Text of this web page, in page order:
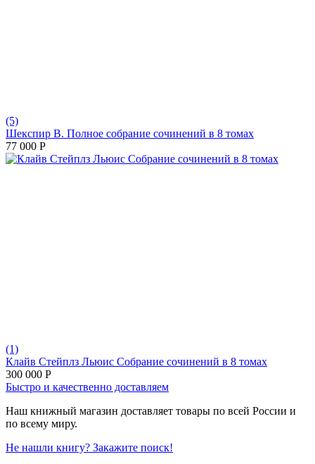
(5)
Шекспир В. Полное собрание сочинений в 8 томах
77 000 Р
(1)
Клайв Стейплз Льюис Собрание сочинений в 8 томах
300 000 Р
Быстро и качественно доставляем
Наш книжный магазин доставляет товары по всей России и
по всему миру.
Не нашли книгу? Закажите поиск!